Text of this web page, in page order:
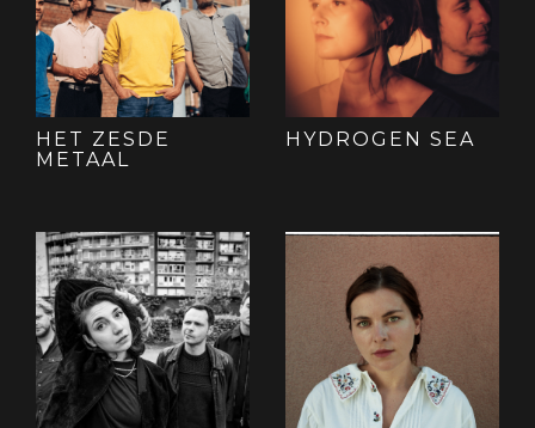
HET ZESDE
METAAL
HYDROGEN SEA